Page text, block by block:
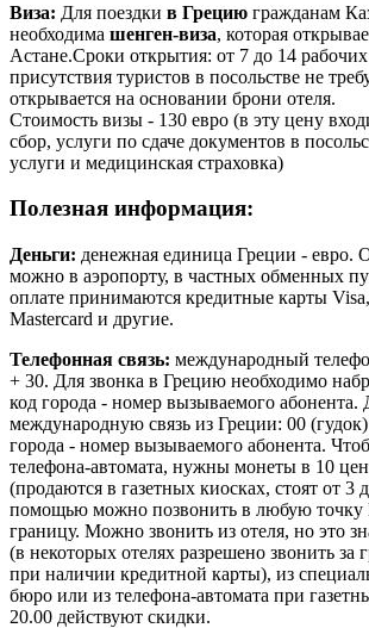
Виза: Для поездки в Грецию гражданам
необходима шенген-виза, которая
Астане.Сроки открытия: от 7 до 14
присутствия туристов в посольстве не
открывается на основании брони отеля.
Стоимость визы - 130 евро (в эту цену
сбор, услуги по сдаче документов в
услуги и медицинская страховка)
Полезная информация:
Деньги: денежная единица Греции - евро.
можно в аэропорту, в частных обменных
оплате принимаются кредитные карты
Mastercard и другие.
Телефонная связь: международный
+ 30. Для звонка в Грецию необходимо
код города - номер вызываемого абонента.
международную связь из Греции: 00
города - номер вызываемого абонента.
телефона-автомата, нужны монеты в 10
(продаются в газетных киосках, стоят от 3
помощью можно позвонить в любую точку
границу. Можно звонить из отеля, но это
(в некоторых отелях разрешено звонить за
при наличии кредитной карты), из
бюро или из телефона-автомата при
20.00 действуют скидки.